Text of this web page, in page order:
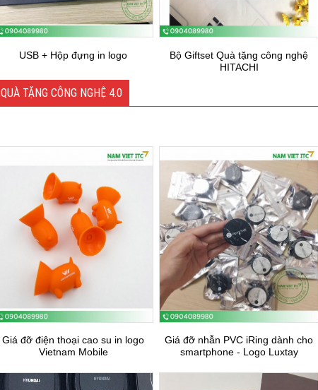
USB + Hộp đựng in logo
Bộ Giftset Quà tặng công nghệ
HITACHI
QUÀ TẶNG CÔNG NGHỆ 4.0
Giá đỡ điện thoại cao su in logo
Vietnam Mobile
Giá đỡ nhẫn PVC iRing dành cho
smartphone - Logo Luxtay